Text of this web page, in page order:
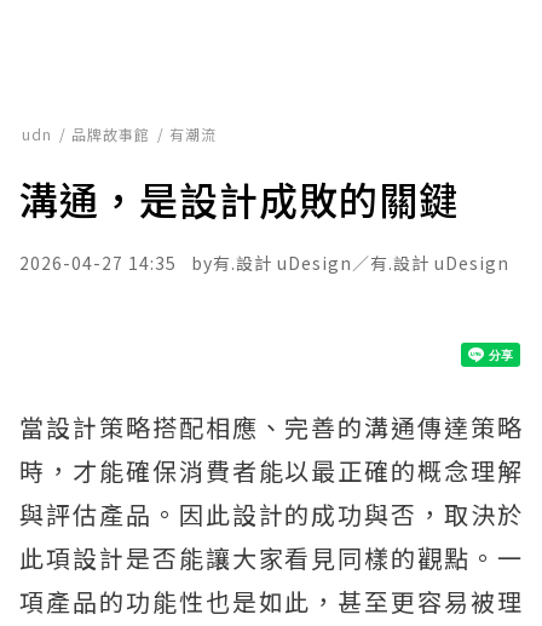
udn 品牌故事館 有潮流
溝通，是設計成敗的關鍵
2026-04-27 14:35 有.設計 uDesign／有.設計 uDesign
當設計策略搭配相應、完善的溝通傳達策略
時，才能確保消費者能以最正確的概念理解
與評估產品。因此設計的成功與否，取決於
此項設計是否能讓大家看見同樣的觀點。一
項產品的功能性也是如此，甚至更容易被理